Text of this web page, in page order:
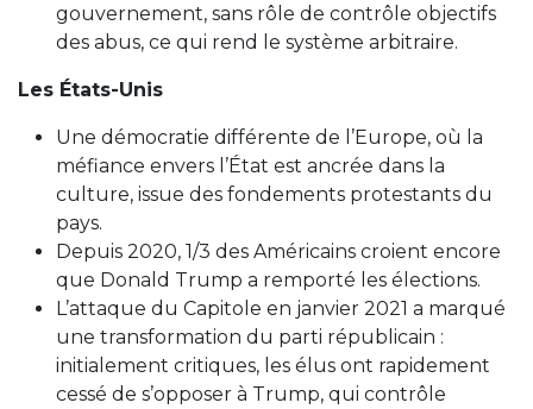
gouvernement, sans rôle de contrôle objectifs
des abus, ce qui rend le système arbitraire.
Les États-Unis
Une démocratie différente de l’Europe, où la
méfiance envers l’État est ancrée dans la
culture, issue des fondements protestants du
pays.
Depuis 2020, 1/3 des Américains croient encore
que Donald Trump a remporté les élections.
L’attaque du Capitole en janvier 2021 a marqué
une transformation du parti républicain :
initialement critiques, les élus ont rapidement
cessé de s’opposer à Trump, qui contrôle